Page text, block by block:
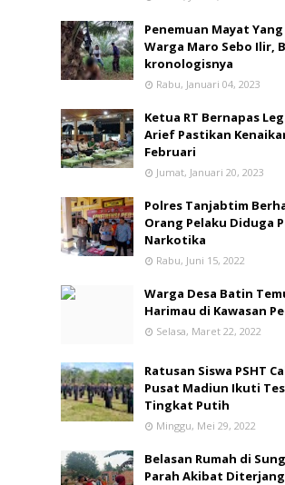
Penemuan Mayat
Warga Maro Sebo Ilir,
kronologisnya
Rabu, Januari 04, 2023
Ketua RT Bernapas
Arief Pastikan
Februari
Jumat, Januari 20, 2023
Polres Tanjabtim
Orang Pelaku Diduga
Narkotika
Rabu, Juni 15, 2022
Warga Desa Batin
Harimau di Kawasan
Selasa, Maret 22, 2022
Ratusan Siswa PSHT
Pusat Madiun Ikuti
Tingkat Putih
Minggu, Mei 29, 2022
Belasan Rumah di
Parah Akibat